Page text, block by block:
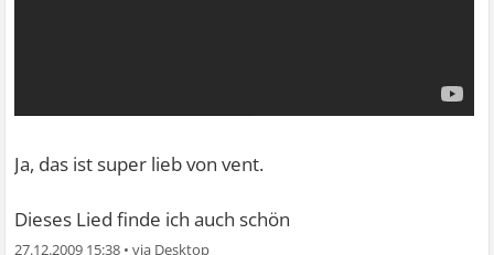
Ja, das ist super lieb von vent.
Dieses Lied finde ich auch schön
27.12.2009 15:38 •